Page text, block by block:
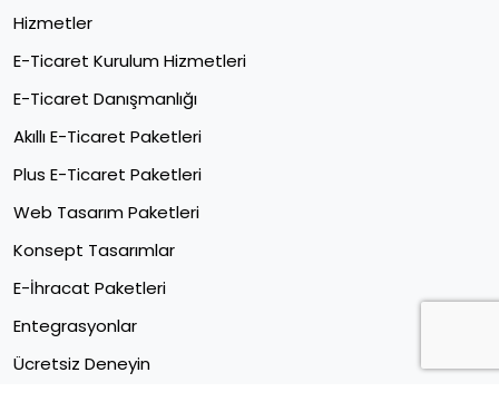
Hizmetler
E-Ticaret Kurulum Hizmetleri
E-Ticaret Danışmanlığı
Akıllı E-Ticaret Paketleri
Plus E-Ticaret Paketleri
Web Tasarım Paketleri
Konsept Tasarımlar
E-İhracat Paketleri​
Entegrasyonlar
Ücretsiz Deneyin